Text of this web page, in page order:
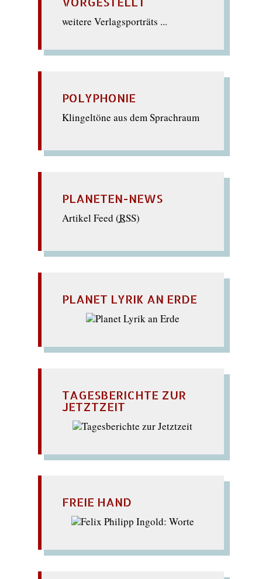
weitere Verlagsporträts ...
POLYPHONIE
Klingeltöne aus dem Sprachraum
PLANETEN-NEWS
Artikel Feed (RSS)
PLANET LYRIK AN ERDE
TAGESBERICHTE ZUR
JETZTZEIT
FREIE HAND